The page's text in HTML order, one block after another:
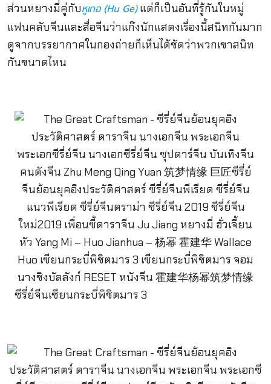
ส่วนหยางมี่คู่กับหูเกอ (Hu Ge)แต่ก็เป็นอันที่รู้กันในหมู่
แฟนคลับจีนและสื่อจีนว่าแก๊งนักแสดงเรื่องนี้สนิทกันมาก
ดูจากบรรยากาศในกองถ่ายก็เห็นได้ชัดว่าพวกเขาสนิท
กันขนาดไหน
ซีรี่ย์จีนเซียนกระบี่พิชิตมาร 3